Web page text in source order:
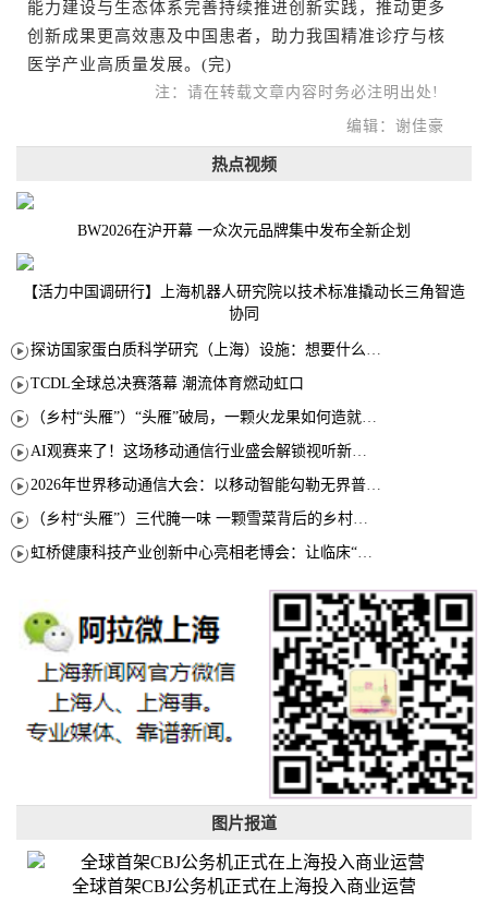
能力建设与生态体系完善持续推进创新实践，推动更多
创新成果更高效惠及中国患者，助力我国精准诊疗与核
医学产业高质量发展。(完)
注：请在转载文章内容时务必注明出处!
编辑：谢佳豪
热点视频
BW2026在沪开幕 一众次元品牌集中发布全新企划
【活力中国调研行】上海机器人研究院以技术标准撬动长三角智造
协同
探访国家蛋白质科学研究（上海）设施：想要什么蛋白 AI直接设计合成
TCDL全球总决赛落幕 潮流体育燃动虹口
（乡村“头雁”）“头雁”破局，一颗火龙果如何造就沪上乡村特色产业化路径
AI观赛来了！这场移动通信行业盛会解锁视听新玩法
2026年世界移动通信大会：以移动智能勾勒无界普惠新愿景
（乡村“头雁”）三代腌一味 一颗雪菜背后的乡村致富经
虹桥健康科技产业创新中心亮相老博会：让临床“需求”定义银发经济新生态
图片报道
全球首架CBJ公务机正式在上海投入商业运营